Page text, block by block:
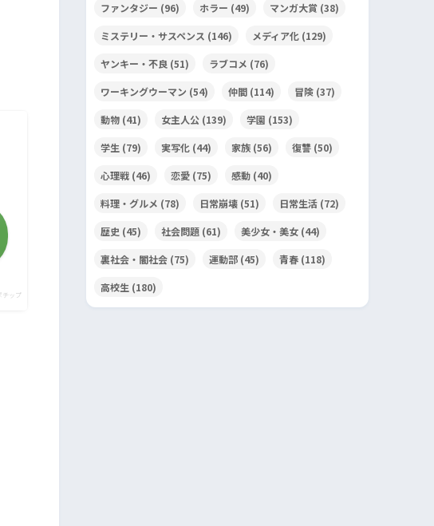
チップ
ファンタジー (96) ホラー (49) マンガ大賞 (38)
ミステリー・サスペンス (146) メディア化 (129)
ヤンキー・不良 (51) ラブコメ (76)
ワーキングウーマン (54) 仲間 (114) 冒険 (37)
動物 (41) 女主人公 (139) 学園 (153)
学生 (79) 実写化 (44) 家族 (56) 復讐 (50)
心理戦 (46) 恋愛 (75) 感動 (40)
料理・グルメ (78) 日常崩壊 (51) 日常生活 (72)
歴史 (45) 社会問題 (61) 美少女・美女 (44)
裏社会・闇社会 (75) 運動部 (45) 青春 (118)
高校生 (180)